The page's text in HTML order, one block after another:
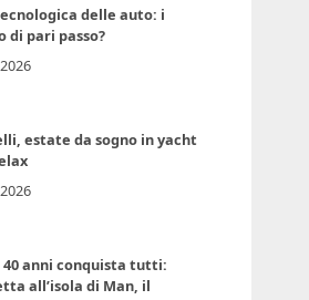
delle auto: i
di pari passo?
estate da sogno in yacht
anni conquista tutti:
all’isola di Man, il